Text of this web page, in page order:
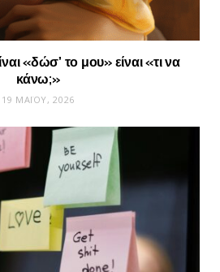
«δώσ’ το μου» είναι «τι να
κάνω;»
19 ΜΑΪ́ΟΥ, 2026